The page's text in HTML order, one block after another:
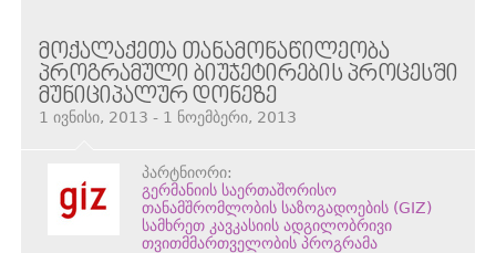
ᲛᲝᲥᲐᲚᲐᲥᲔᲗᲐ ᲗᲐᲜᲐᲛᲝᲜᲐᲬᲘᲚᲔᲝᲑᲐ
ᲞᲠᲝᲒᲠᲐᲛᲣᲚᲘ ᲑᲘᲣᲯᲔᲢᲘᲠᲔᲑᲘᲡ ᲞᲠᲝᲪᲔᲡᲨᲘ
ᲛᲣᲜᲘᲪᲘᲞᲐᲚᲣᲠ ᲓᲝᲜᲔᲖᲔ
1 ივნისი, 2013 - 1 ნოემბერი, 2013
პარტნიორი:
გერმანიის საერთაშორისო
თანამშრომლობის საზოგადოების (GIZ)
სამხრეთ კავკასიის ადგილობრივი
თვითმმართველობის პროგრამა